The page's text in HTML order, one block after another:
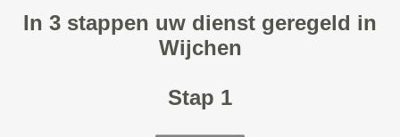
In 3 stappen uw dienst geregeld in
Wijchen
Stap 1